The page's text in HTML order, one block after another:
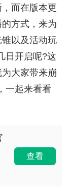
而在版本更
方式，来为
以及活动玩
日开启呢?这
大家带来崩
一起来看看
查看